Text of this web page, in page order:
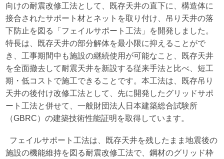
向けの耐震改修工法として、既存天井の直下に、構造体に
接合されたサポート材とネットを取り付け、吊り天井の落
下防止を図る「フェイルサポート工法」を開発しました。
特長は、既存天井の部分解体を最小限に抑えることがで
き、工事期間中も施設の継続使用が可能なこと、既存天井
を全面撤去して耐震天井を新設する従来手法と比べ、短工
期・低コストで施工できることです。本工法は、既存吊り
天井の後付け改修工法として、先に開発したグリッドサポ
ート工法と併せて、一般財団法人日本建築総合試験所
（GBRC）の建築技術性能証明を取得しています。
フェイルサポート工法は、既存天井を残したまま地震後の
施設の機能維持を図る耐震改修工法で、鋼材のグリッド枠